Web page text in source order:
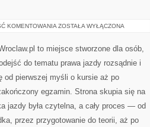
KOMENTOWANIA OFF-
4×4
ZOSTAŁA WYŁĄCZONA
to miejsce stworzone dla osób,
do tematu prawa jazdy rozsądnie i
od pierwszej myśli o kursie aż po
egzamin. Strona skupia się na
jazdy była czytelna, a cały proces — od
przez przygotowanie do teorii, aż po